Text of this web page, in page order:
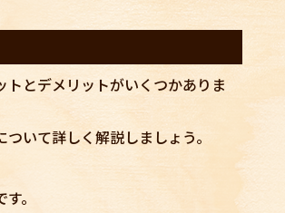
とデメリットがいくつかありま
いて詳しく解説しましょう。
。